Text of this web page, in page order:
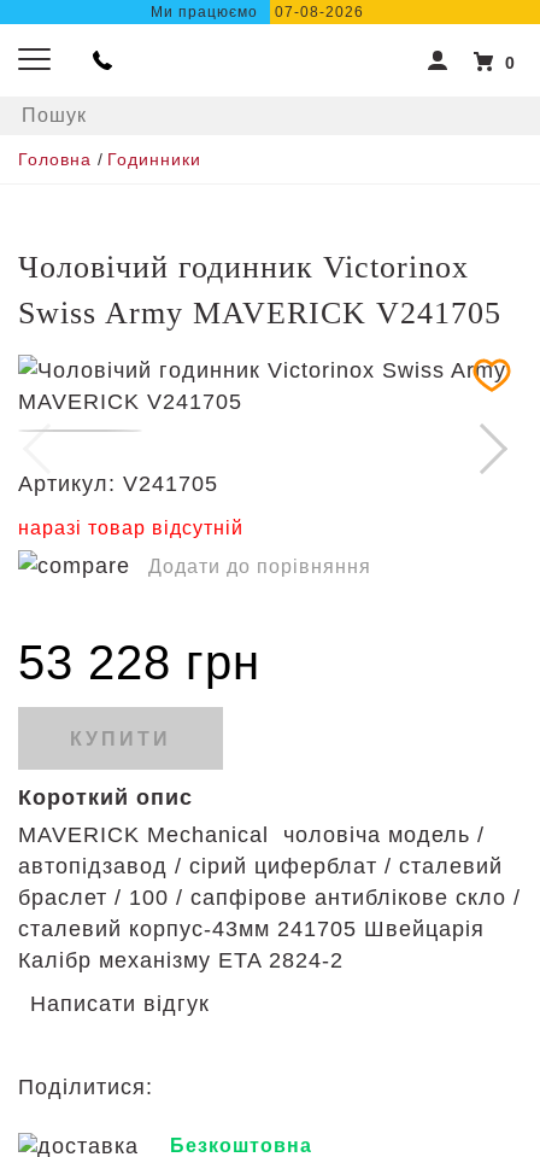
Ми працюємо 07-08-2026
0
Головна / Годинники
Чоловічий годинник Victorinox
Swiss Army MAVERICK V241705
Артикул: V241705
наразі товар відсутній
Додати до порівняння
53 228 грн
КУПИТИ
Короткий опис
MAVERICK Mechanical чоловіча модель /
автопідзавод / сірий циферблат / сталевий
браслет / 100 / сапфірове антиблікове скло /
сталевий корпус-43мм 241705 Швейцарія
Калібр механізму ETA 2824-2
Написати відгук
Поділитися:
Безкоштовна